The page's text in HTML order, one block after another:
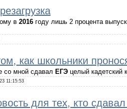
в 2016 году лишь 2 процента
как школьники
со мной сдавал ЕГЭ целый кадетский
11:15:53
для тех, кто сдавал